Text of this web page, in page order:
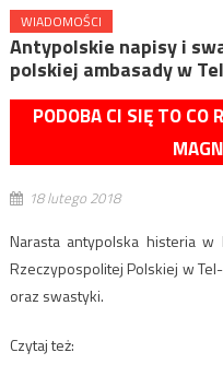
WIADOMOŚCI
Antypolskie napisy i
polskiej ambasady w
PODOBA CI SIĘ TO CO
18 lutego 2018
Narasta antypolska histeria
Rzeczypospolitej Polskiej w
oraz swastyki.
Czytaj też: